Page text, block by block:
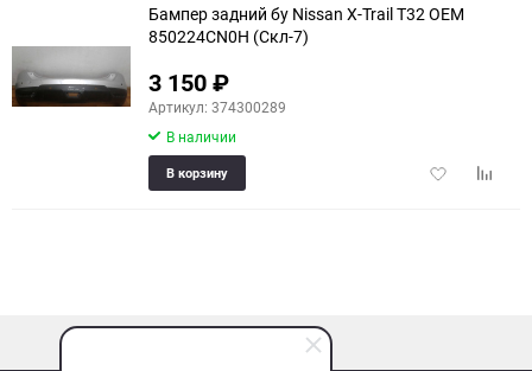
Бампер задний бу Nissan X-Trail T32 OEM
850224CN0H (Скл-7)
3 150₽
Артикул: 374300289
В наличии
Добавить
В корзину